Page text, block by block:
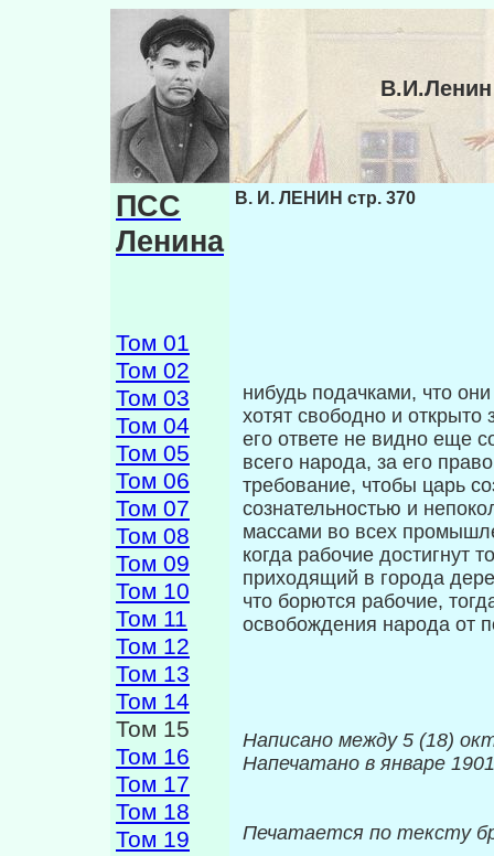
ПСС
Ленина
Том 01
Том 02
Том 03
Том 04
Том 05
Том 06
Том 07
Том 08
Том 09
Том 10
Том 11
Том 12
Том 13
Том 14
Том 15
Том 16
Том 17
Том 18
Том 19
В. И. ЛЕНИН стр. 370
нибудь подачками, что
хотят свобод­но и открыто
его ответе не видно еще
всего народа, за его
требование, чтобы царь
сознательностью и
массами во всех
когда рабочие достигнут
приходящий в города
что борются рабочие,
освобождения народа от
Написано между 5 (18)
Напечатано в январе
Печатается по тексту